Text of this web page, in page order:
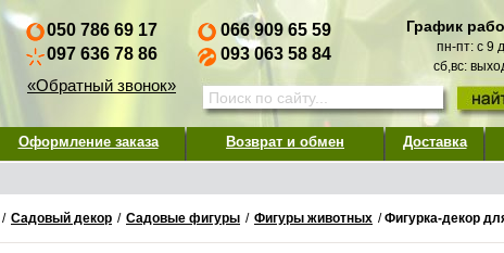
050 786 69 17
097 636 78 86
«Обратный звонок»
066 909 65 59
093 063 58 84
График
пн-пт: с 9
сб,вс:
Оформление заказа Возврат и обмен Доставка
/ Садовый декор / Садовые фигуры / Фигуры животных /Фигурка-декор